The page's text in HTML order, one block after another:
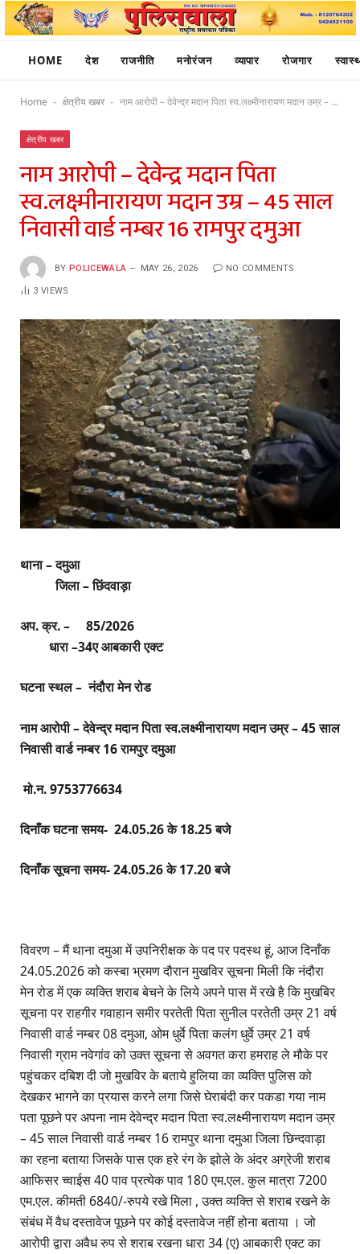
HOME देश राजनीति मनोरंजन व्यापार रोजगार
Home - क्षेत्रीय खबर - नाम आरोपी – देवेन्द्र मदान पिता स्व.लक्ष्मीनारायण मदान उम्र – 45 साल निवासी वार्ड नम्बर 16 रामपुर दमुआ
क्षेत्रीय खबर
नाम आरोपी – देवेन्द्र मदान पिता
स्व.लक्ष्मीनारायण मदान उम्र – 45 साल
निवासी वार्ड नम्बर 16 रामपुर दमुआ
BY POLICEWALA MAY 26, 2026 NO COMMENTS
3VIEWS
थाना – दमुआ
जिला – छिंदवाड़ा
अप. क्र. – 85/2026
धारा –34ए आबकारी एक्ट
घटना स्थल – नंदौरा मेन रोड
नाम आरोपी – देवेन्द्र मदान पिता स्व.लक्ष्मीनारायण मदान उम्र – 45 साल
निवासी वार्ड नम्बर 16 रामपुर दमुआ
मो.न. 9753776634
दिनाँक घटना समय- 24.05.26 के 18.25 बजे
दिनाँक सूचना समय- 24.05.26 के 17.20 बजे
विवरण – मैं थाना दमुआ में उपनिरीक्षक के पद पर पदस्थ हूं, आज दिनाँक
24.05.2026 को कस्बा भ्रमण दौरान मुखविर सूचना मिली कि नंदौरा
मेन रोड में एक व्यक्ति शराब बेचने के लिये अपने पास में रखे है कि मुखबिर
सूचना पर राहगीर गवाहान समीर परतेती पिता सुनील परतेती उम्र 21 वर्ष
निवासी वार्ड नम्बर 08 दमुआ, ओम धुर्वे पिता कलंग धुर्वे उम्र 21 वर्ष
निवासी ग्राम नवेगांव को उक्त सूचना से अवगत करा हमराह ले मौके पर
पहुंचकर दबिश दी जो मुखविर के बताये हुलिया का व्यक्ति पुलिस को
देखकर भागने का प्रयास करने लगा जिसे घेराबंदी कर पकडा गया नाम
पता पूछने पर अपना नाम देवेन्द्र मदान पिता स्व.लक्ष्मीनारायण मदान उम्र
– 45 साल निवासी वार्ड नम्बर 16 रामपुर थाना दमुआ जिला छिन्दवाड़ा
का रहना बताया जिसके पास एक हरे रंग के झोले के अंदर अग्रेजी शराब
आफिसर च्वाईस 40 पाव प्रत्येक पाव 180 एम.एल. कुल मात्रा 7200
एम.एल. कीमती 6840/-रुपये रखे मिला , उक्त व्यक्ति से शराब रखने के
संबंध में वैध दस्तावेज पूछने पर कोई दस्तावेज नहीं होना बताया । जो
आरोपी द्वारा अवैध रुप से शराब रखना धारा 34 (ए) आबकारी एक्ट का